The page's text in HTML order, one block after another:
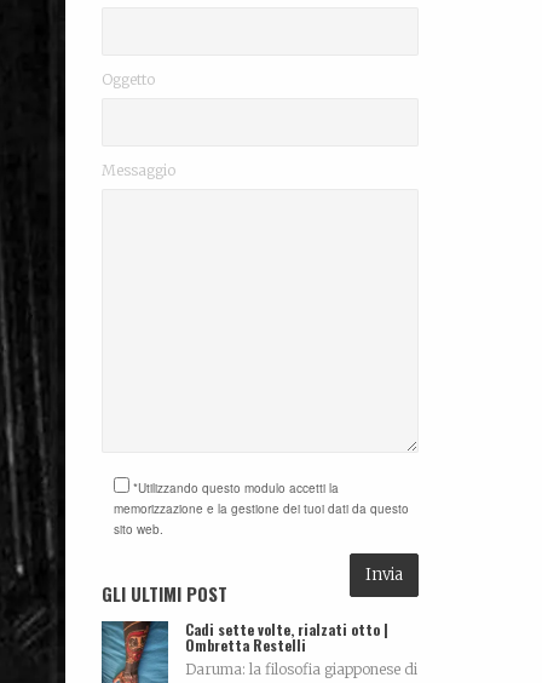
Oggetto
Messaggio
*Utilizzando questo modulo accetti la
memorizzazione e la gestione dei tuoi dati da questo
sito web.
GLI ULTIMI POST
Cadi sette volte, rialzati otto |
Ombretta Restelli
Daruma: la filosofia giapponese di